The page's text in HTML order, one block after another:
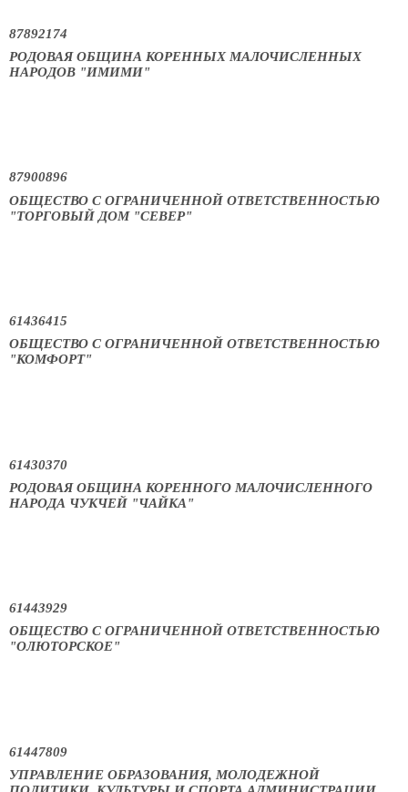
87892174
РОДОВАЯ ОБЩИНА КОРЕННЫХ МАЛОЧИСЛЕННЫХ
НАРОДОВ "ИМИМИ"
87900896
ОБЩЕСТВО С ОГРАНИЧЕННОЙ ОТВЕТСТВЕННОСТЬЮ
"ТОРГОВЫЙ ДОМ "СЕВЕР"
61436415
ОБЩЕСТВО С ОГРАНИЧЕННОЙ ОТВЕТСТВЕННОСТЬЮ
"КОМФОРТ"
61430370
РОДОВАЯ ОБЩИНА КОРЕННОГО МАЛОЧИСЛЕННОГО
НАРОДА ЧУКЧЕЙ "ЧАЙКА"
61443929
ОБЩЕСТВО С ОГРАНИЧЕННОЙ ОТВЕТСТВЕННОСТЬЮ
"ОЛЮТОРСКОЕ"
61447809
УПРАВЛЕНИЕ ОБРАЗОВАНИЯ, МОЛОДЕЖНОЙ